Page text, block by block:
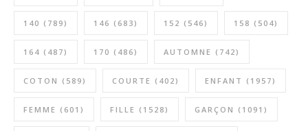
140 (789) 146 (683) 152 (546) 158 (504)
164 (487) 170 (486) AUTOMNE (742)
COTON (589) COURTE (402) ENFANT (1957)
FEMME (601) FILLE (1528) GARÇON (1091)